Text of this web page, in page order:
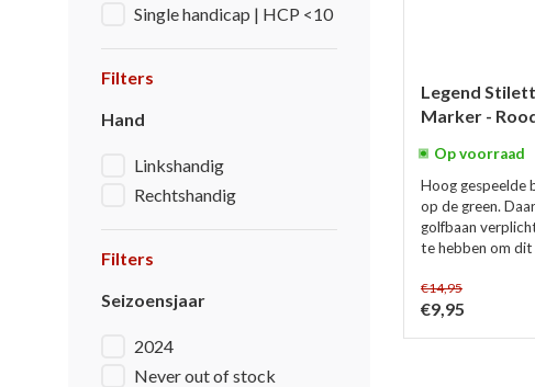
Single handicap | HCP <10
Filters
Hand
Linkshandig
Rechtshandig
Filters
Seizoensjaar
2024
Never out of stock
Legend
Marker -
Op voorraad
Hoog gespeelde
op de green.
golfbaan
te hebben om dit
€14,95
€9,95